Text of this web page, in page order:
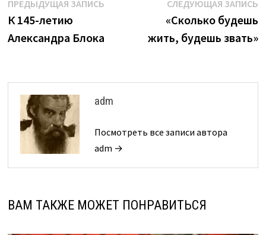
Навигация
по
записям
ПРЕДЫДУЩАЯ ЗАПИСЬ
К 145-летию
Александра Блока
СЛЕДУЮЩАЯ ЗАПИСЬ
«Сколько будешь
жить, будешь звать»
adm
Посмотреть все записи автора
adm →
ВАМ ТАКЖЕ МОЖЕТ ПОНРАВИТЬСЯ